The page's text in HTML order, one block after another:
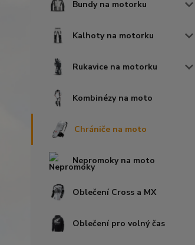
Bundy na motorku
Kalhoty na motorku
Rukavice na motorku
Kombinézy na moto
Chrániče na moto
Nepromoky na moto
Oblečení Cross a MX
Oblečení pro volný čas